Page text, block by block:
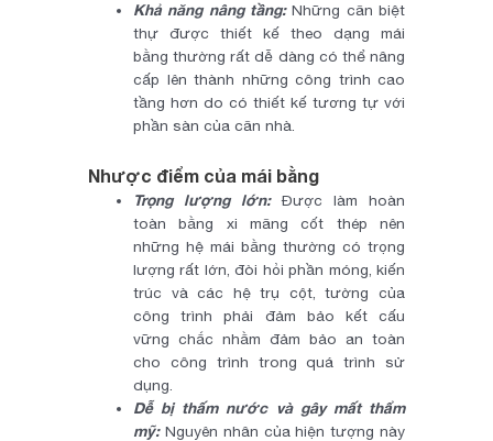
Khả năng nâng tầng:Những căn biệt
thự được thiết kế theo dạng mái
bằng thường rất dễ dàng có thể nâng
cấp lên thành những công trình cao
tầng hơn do có thiết kế tương tự với
phần sàn của căn nhà.
Nhược điểm của mái bằng
Trọng lượng lớn:Được làm hoàn
toàn bằng xi măng cốt thép nên
những hệ mái bằng thường có trọng
lượng rất lớn, đòi hỏi phần móng, kiến
trúc và các hệ trụ cột, tường của
công trình phải đảm bảo kết cấu
vững chắc nhằm đảm bảo an toàn
cho công trình trong quá trình sử
dụng.
Dễ bị thấm nước và gây mất thẩm
mỹ:Nguyên nhân của hiện tượng này